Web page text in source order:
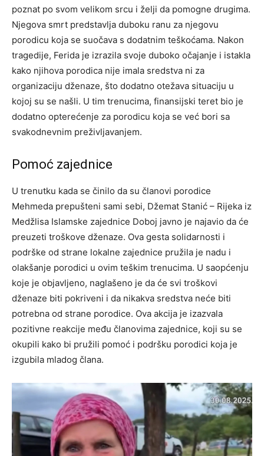
poznat po svom velikom srcu i želji da pomogne drugima.
Njegova smrt predstavlja duboku ranu za njegovu
porodicu koja se suočava s dodatnim teškoćama. Nakon
tragedije, Ferida je izrazila svoje duboko očajanje i istakla
kako njihova porodica nije imala sredstva ni za
organizaciju dženaze, što dodatno otežava situaciju u
kojoj su se našli. U tim trenucima, finansijski teret bio je
dodatno opterećenje za porodicu koja se već bori sa
svakodnevnim preživljavanjem.
Pomoć zajednice
U trenutku kada se činilo da su članovi porodice
Mehmeda prepušteni sami sebi, Džemat Stanić – Rijeka iz
Medžlisa Islamske zajednice Doboj javno je najavio da će
preuzeti troškove dženaze. Ova gesta solidarnosti i
podrške od strane lokalne zajednice pružila je nadu i
olakšanje porodici u ovim teškim trenucima. U saopćenju
koje je objavljeno, naglašeno je da će svi troškovi
dženaze biti pokriveni i da nikakva sredstva neće biti
potrebna od strane porodice. Ova akcija je izazvala
pozitivne reakcije među članovima zajednice, koji su se
okupili kako bi pružili pomoć i podršku porodici koja je
izgubila mladog člana.